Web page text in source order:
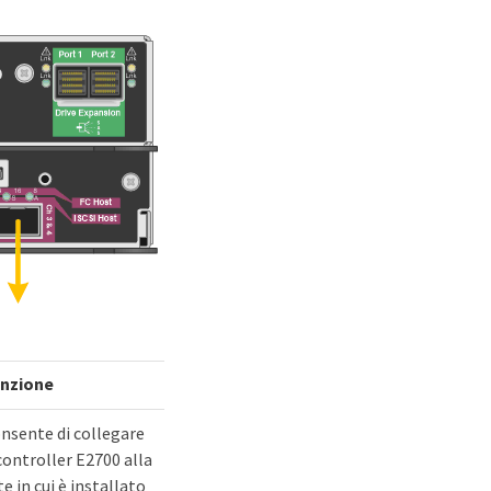
di collegare
E2700 alla
in cui è installato